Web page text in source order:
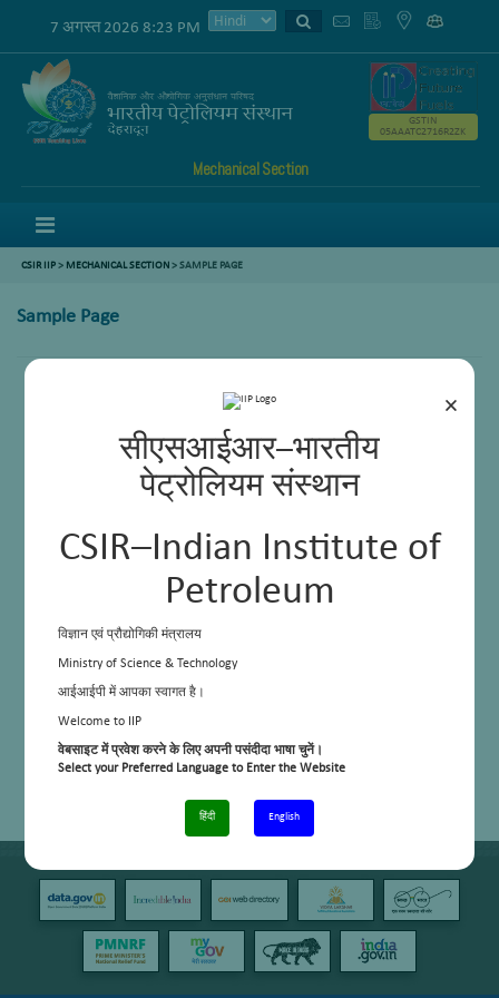
×
सीएसआईआर–भारतीय
पेट्रोलियम संस्थान
CSIR–Indian Institute of
Petroleum
विज्ञान एवं प्रौद्योगिकी मंत्रालय
Ministry of Science & Technology
आईआईपी में आपका स्वागत है।
Welcome to IIP
वेबसाइट में प्रवेश करने के लिए अपनी पसंदीदा भाषा चुनें।
Select your Preferred Language to Enter the Website
हिंदी English
7 अगस्त 2026 8:23 PM
Mechanical Section
GSTIN
05AAATC2716R2ZK
CSIR IIP> MECHANICAL SECTION> SAMPLE PAGE
Sample Page